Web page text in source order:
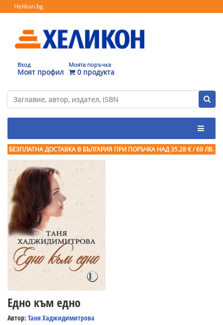
Helikon.bg
Вход
Моят профил
Моята поръчка
0 продукта
БЕЗПЛАТНА ДОСТАВКА В БЪЛГАРИЯ ПРИ ПОРЪЧКА НАД 35.28 € / 69 ЛВ.
Едно към едно
Автор: Таня Хаджидимитрова